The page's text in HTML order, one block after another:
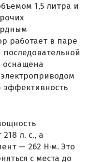
1,5 литра и
работает в паре
оснащена
эффективность
л. с., а
— 262 Н·м. Это
с места до